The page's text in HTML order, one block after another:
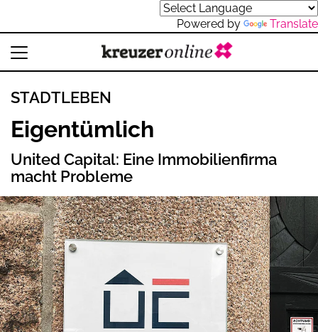
Powered by Translate
STADTLEBEN
Eigentümlich
United Capital: Eine Immobilienfirma
macht Probleme